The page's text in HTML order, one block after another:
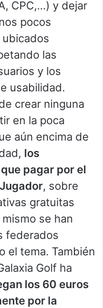
CPC,…) y dejar
pocos
las
y los
usabilidad.
crear ninguna
en la poca
aún encima de
los
pagar por el
, sobre
gratuitas
se han
federados
el tema. También
Golf ha
los 60 euros
por la